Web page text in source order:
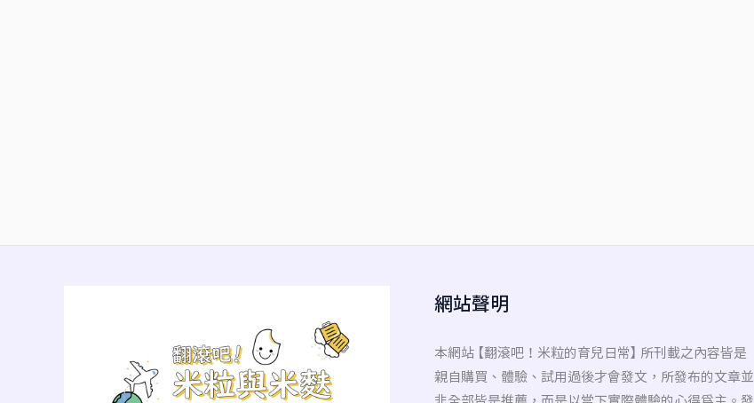
網站聲明
本網站 【翻滾吧！米粒的育兒日常】 所刊載之內容皆是
親自購買、體驗、試用過後才會發文，所發布的文章並